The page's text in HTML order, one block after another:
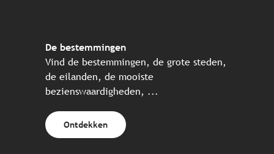
De bestemmingen
Vind de bestemmingen, de grote steden,
de eilanden, de mooiste
bezienswaardigheden, ...
Ontdekken